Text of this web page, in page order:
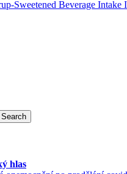
Sweetened Beverage
Search
hlas